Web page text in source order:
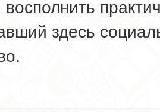
здесь